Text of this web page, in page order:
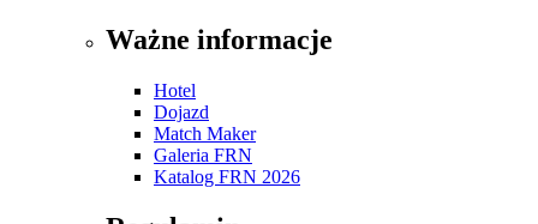
Ważne informacje
Hotel
Dojazd
Match Maker
Galeria FRN
Katalog FRN 2026